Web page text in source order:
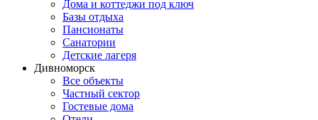
Дома и коттеджи под ключ
Базы отдыха
Пансионаты
Санатории
Детские лагеря
Дивноморск
Все объекты
Частный сектор
Гостевые дома